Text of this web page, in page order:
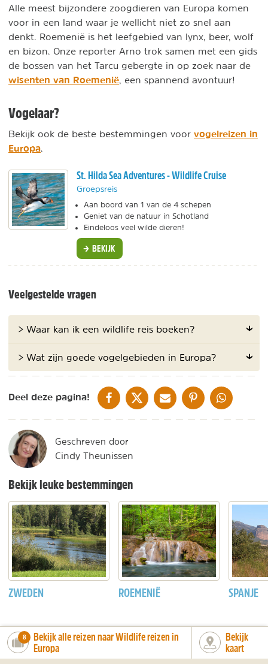
Alle meest bijzondere zoogdieren van Europa komen
voor in een land waar je wellicht niet zo snel aan
denkt. Roemenië is het leefgebied van lynx, beer, wolf
en bizon. Onze reporter Arno trok samen met een gids
de bossen van het Tarcu gebergte in op zoek naar de
wisenten van Roemenië, een spannend avontuur!
Vogelaar?
Bekijk ook de beste bestemmingen voor vogelreizen in
Europa.
St. Hilda Sea Adventures - Wildlife Cruise
Groepsreis
Aan boord van 1 van de 4 schepen
Geniet van de natuur in Schotland
Eindeloos veel wilde dieren!
BEKIJK
Veelgestelde vragen
> Waar kan ik een wildlife reis boeken?
> Wat zijn goede vogelgebieden in Europa?
Deel deze pagina! DELEN OP FACEBOOK
DELEN OP XDELEN VIA DE MAIL
DELEN OP PINTEREST
DELEN OP
Geschreven door
Cindy Theunissen
Bekijk leuke bestemmingen
ZWEDEN ROEMENIË SPANJE
number_of_trips:
8
Bekijk alle reizen naar Wildlife reizen in
Europa
Bekijk
kaart